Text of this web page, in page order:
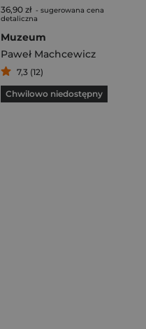
36,90 zł - sugerowana cena
detaliczna
Muzeum
Paweł Machcewicz
7,3 (12)
Chwilowo niedostępny